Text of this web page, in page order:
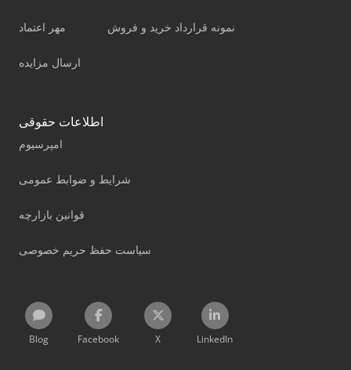
مهر اعتماد
ارسال مزایده
نمونه قرارداد خرید و فروش
اطلاعات حقوقی
امپرسیوم
شرایط و ضوابط عمومی
قوانین بازارچه
سیاست حفظ حریم خصوصی
Blog Facebook X LinkedIn